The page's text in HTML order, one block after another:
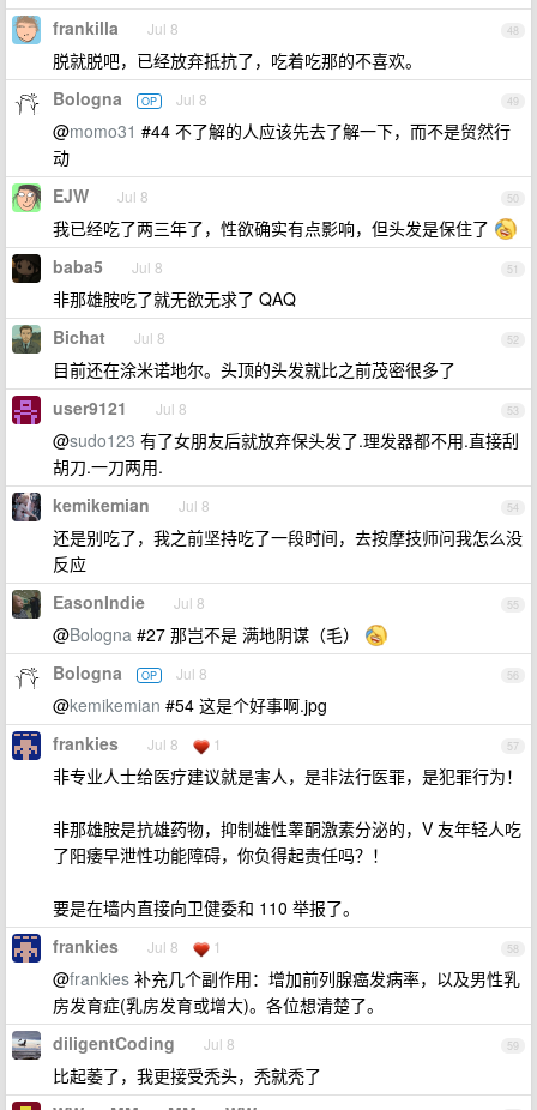
48
frankilla Jul 8
脱就脱吧，已经放弃抵抗了，吃着吃那的不喜欢。
49
Bologna OP Jul 8
@momo31 #44 不了解的人应该先去了解一下，而不是贸然行
动
50
EJW Jul 8
我已经吃了两三年了，性欲确实有点影响，但头发是保住了
51
baba5 Jul 8
非那雄胺吃了就无欲无求了 QAQ
52
Bichat Jul 8
目前还在涂米诺地尔。头顶的头发就比之前茂密很多了
53
user9121 Jul 8
@sudo123 有了女朋友后就放弃保头发了.理发器都不用.直接刮
胡刀.一刀两用.
54
kemikemian Jul 8
还是别吃了，我之前坚持吃了一段时间，去按摩技师问我怎么没
反应
55
EasonIndie Jul 8
@Bologna #27 那岂不是 满地阴谋（毛）
56
Bologna OP Jul 8
@kemikemian #54 这是个好事啊.jpg
57
frankies Jul 8 1
非专业人士给医疗建议就是害人，是非法行医罪，是犯罪行为！
非那雄胺是抗雄药物，抑制雄性睾酮激素分泌的，V 友年轻人吃
了阳痿早泄性功能障碍，你负得起责任吗？！
要是在墙内直接向卫健委和 110 举报了。
58
frankies Jul 8 1
@frankies 补充几个副作用：增加前列腺癌发病率，以及男性乳
房发育症(乳房发育或增大)。各位想清楚了。
59
diligentCoding Jul 8
比起萎了，我更接受秃头，秃就秃了